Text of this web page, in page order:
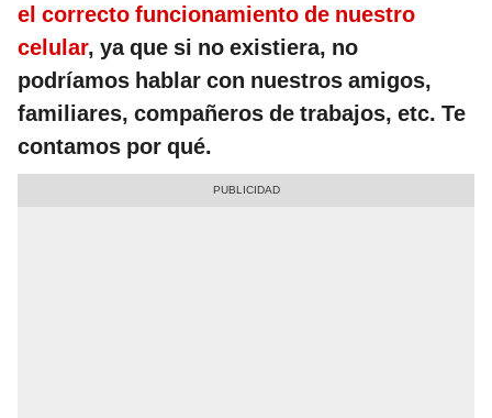
el correcto funcionamiento de nuestro
celular, ya que si no existiera, no
podríamos hablar con nuestros amigos,
familiares, compañeros de trabajos, etc. Te
contamos por qué.